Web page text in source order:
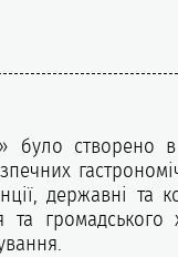
було створено
державні та
та